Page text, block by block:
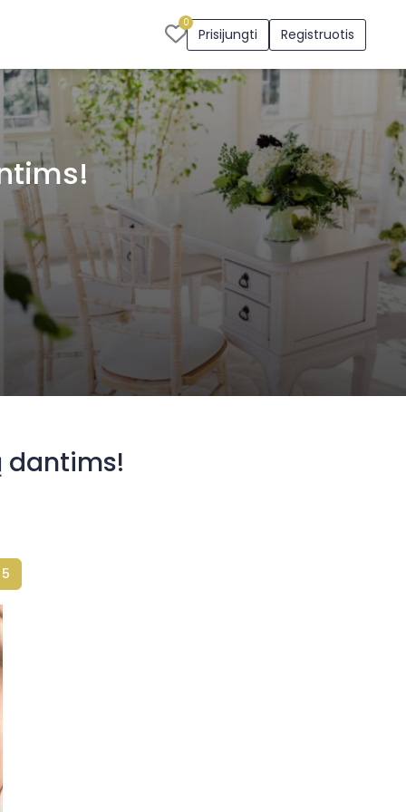
0
Prisijungti Registruotis
dantims!
5